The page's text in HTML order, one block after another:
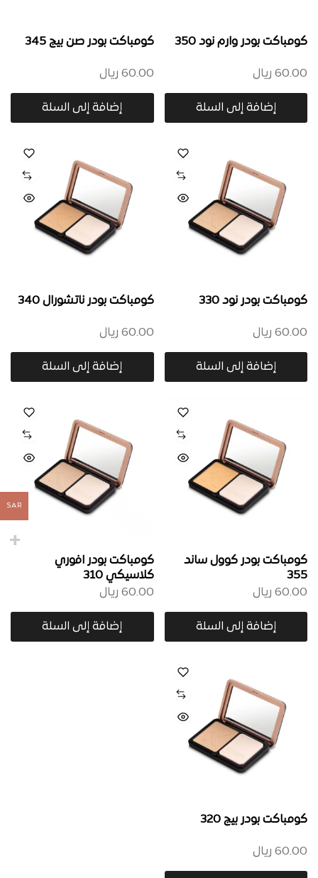
كومباكت بودر وارم نود 350
60.00 ريال
إضافة إلى السلة
كومباكت بودر صن بيج 345
60.00 ريال
إضافة إلى السلة
كومباكت بودر نود 330
60.00 ريال
إضافة إلى السلة
كومباكت بودر ناتشورال 340
60.00 ريال
إضافة إلى السلة
كومباكت بودر كوول ساند
355
60.00 ريال
إضافة إلى السلة
كومباكت بودر افوري
كلاسيكي 310
60.00 ريال
إضافة إلى السلة
كومباكت بودر بيج 320
60.00 ريال
SAR